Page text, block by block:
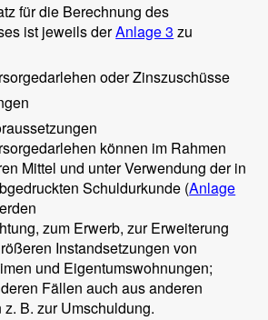
für die Berechnung des
ist jeweils derAnlage 3 zu
oder Zinszuschüsse
können im Rahmen
Mittel und unter Verwendung der in
Schuldurkunde (Anlage
zum Erwerb, zur Erweiterung
Instandsetzungen von
und Eigentumswohnungen;
Fällen auch aus anderen
z. B. zur Umschuldung.